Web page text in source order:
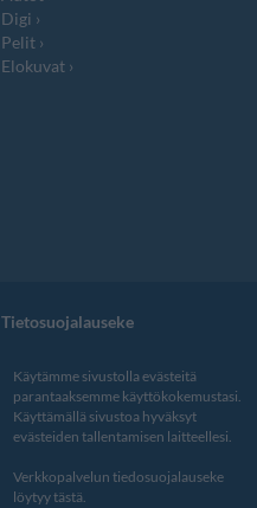
Digi
Pelit
Elokuvat
Tietosuojalauseke
Käytämme sivustolla evästeitä
parantaaksemme käyttökokemustasi.
Käyttämällä sivustoa hyväksyt
evästeiden tallentamisen laitteellesi.
Verkkopalvelun tiedosuojalauseke
löytyy tästä.